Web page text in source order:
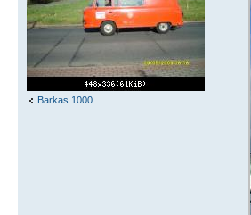
Barkas 1000